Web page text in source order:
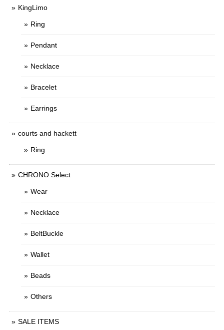
KingLimo
Ring
Pendant
Necklace
Bracelet
Earrings
courts and hackett
Ring
CHRONO Select
Wear
Necklace
BeltBuckle
Wallet
Beads
Others
SALE ITEMS